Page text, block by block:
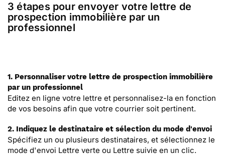
3 étapes pour envoyer votre lettre de
prospection immobilière par un
professionnel
1. Personnaliser votre lettre de prospection immobilière
par un professionnel
Editez en ligne votre lettre et personnalisez-la en fonction
de vos besoins afin que votre courrier soit pertinent.
2. Indiquez le destinataire et sélection du mode d'envoi
Spécifiez un ou plusieurs destinataires, et sélectionnez le
mode d'envoi Lettre verte ou Lettre suivie en un clic.